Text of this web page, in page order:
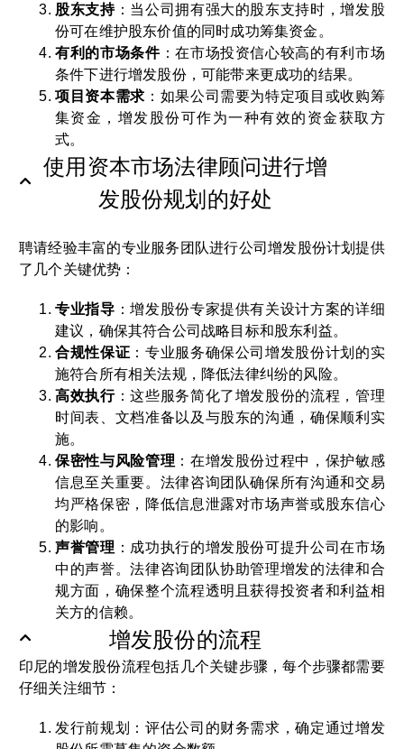
股东支持：当公司拥有强大的股东支持时，增发股
份可在维护股东价值的同时成功筹集资金。
有利的市场条件：在市场投资信心较高的有利市场
条件下进行增发股份，可能带来更成功的结果。
项目资本需求 ：如果公司需要为特定项目或收购筹
集资金，增发股份可作为一种有效的资金获取方
式。
使用资本市场法律顾问进行增
发股份规划的好处
聘请经验丰富的专业服务团队进行公司增发股份计划提供
了几个关键优势：
专业指导 ：增发股份专家提供有关设计方案的详细
建议，确保其符合公司战略目标和股东利益。
合规性保证 ：专业服务确保公司增发股份计划的实
施符合所有相关法规，降低法律纠纷的风险。
高效执行：这些服务简化了增发股份的流程，管理
时间表、文档准备以及与股东的沟通，确保顺利实
施。
保密性与风险管理 ：在增发股份过程中，保护敏感
信息至关重要。法律咨询团队确保所有沟通和交易
均严格保密，降低信息泄露对市场声誉或股东信心
的影响。
声誉管理 ：成功执行的增发股份可提升公司在市场
中的声誉。法律咨询团队协助管理增发的法律和合
规方面，确保整个流程透明且获得投资者和利益相
关方的信赖。
增发股份的流程
印尼的增发股份流程包括几个关键步骤，每个步骤都需要
仔细关注细节：
发行前规划：评估公司的财务需求，确定通过增发